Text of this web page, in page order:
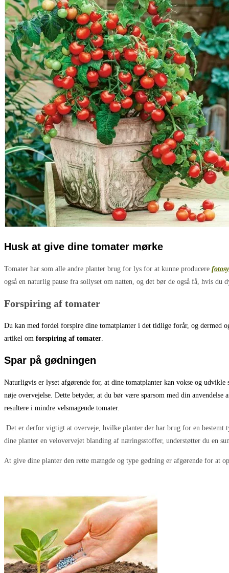
Husk at give dine tomater mørke
Tomater har som alle andre planter brug for lys for at kunne producere
også en naturlig pause fra sollyset om natten, og det bør de også få, hvis
Forspiring af tomater
Du kan med fordel forspire dine tomatplanter i det tidlige forår, og dermed
artikel om forspiring af tomater
Spar på gødningen
Naturligvis er lyset afgørende for, at dine tomatplanter kan vokse og
nøje overvejelse. Dette betyder, at du bør være sparsom med din
resultere i mindre velsmagende tomater.
Det er derfor vigtigt at overveje, hvilke planter der har brug for en bestemt
dine planter en velovervejet blanding af næringsstoffer, understøtter du en
At give dine planter den rette mængde og type gødning er afgørende for at